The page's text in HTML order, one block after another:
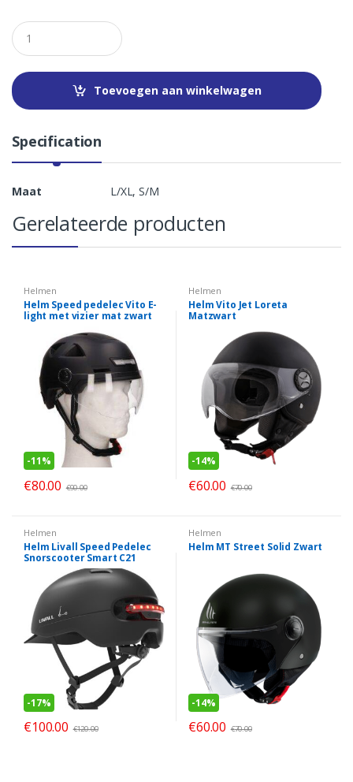
Q
u
a
t
i
Toevoegen aan winkelwagen
Specification
Maat L/XL, S/M
Gerelateerde producten
Helmen
Helm Speed pedelec Vito E-
light met vizier mat zwart
-11%
€80.00 €90.00
Helmen
Helm Vito Jet Loreta
Matzwart
-14%
€60.00 €70.00
Helmen
Helm Livall Speed Pedelec
Snorscooter Smart C21
Zwart M NTA 8776
goedkeuring
-17%
€100.00 €120.00
Helmen
Helm MT Street Solid Zwart
-14%
€60.00 €70.00